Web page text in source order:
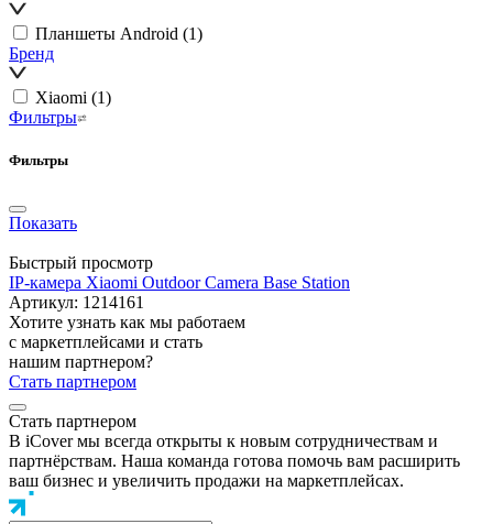
Планшеты Android (1)
Бренд
Xiaomi (1)
Фильтры
Фильтры
Показать
Быстрый просмотр
IP-камера Xiaomi Outdoor Camera Base Station
Артикул: 1214161
Хотите узнать как мы работаем
с маркетплейсами и стать
нашим партнером?
Стать партнером
Стать партнером
В iCover мы всегда открыты к новым сотрудничествам и
партнёрствам. Наша команда готова помочь вам расширить
ваш бизнес и увеличить продажи на маркетплейсах.